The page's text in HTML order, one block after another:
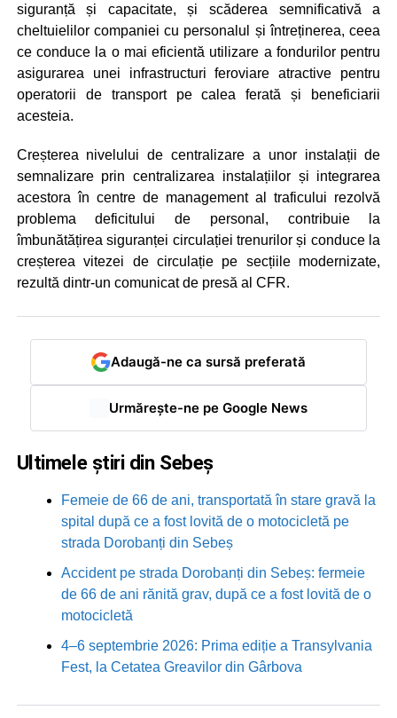
siguranță și capacitate, și scăderea semnificativă a
cheltuielilor companiei cu personalul și întreținerea, ceea
ce conduce la o mai eficientă utilizare a fondurilor pentru
asigurarea unei infrastructuri feroviare atractive pentru
operatorii de transport pe calea ferată și beneficiarii
acesteia.
Creșterea nivelului de centralizare a unor instalații de
semnalizare prin centralizarea instalațiilor și integrarea
acestora în centre de management al traficului rezolvă
problema deficitului de personal, contribuie la
îmbunătățirea siguranței circulației trenurilor și conduce la
creșterea vitezei de circulație pe secțiile modernizate,
rezultă dintr-un comunicat de presă al CFR.
Adaugă-ne ca sursă preferată
Urmărește-ne pe Google News
Ultimele știri din Sebeș
Femeie de 66 de ani, transportată în stare gravă la
spital după ce a fost lovită de o motocicletă pe
strada Dorobanți din Sebeș
Accident pe strada Dorobanți din Sebeș: fermeie
de 66 de ani rănită grav, după ce a fost lovită de o
motocicletă
4–6 septembrie 2026: Prima ediție a Transylvania
Fest, la Cetatea Greavilor din Gârbova